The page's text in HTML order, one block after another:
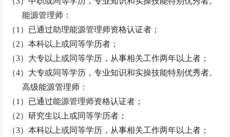
能源管理师：
（1）已通过助理能源管理师资格认证者；
（2）本科以上或同等学历者；
（3）大专以上或同等学历，从事相关工作两年以上者；
（4）大专或同等学历，专业知识和实操技能特别优秀者。
高级能源管理师：
（1）已通过能源管理师资格认证者；
（2）研究生以上或同等学历者；
（3）本科以上或同等学历，从事相关工作两年以上者；